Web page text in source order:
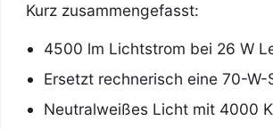
Kurz zusammengefasst:
4500 lm Lichtstrom bei 26 W
Ersetzt rechnerisch eine 70-W-
Neutralweißes Licht mit 4000 K